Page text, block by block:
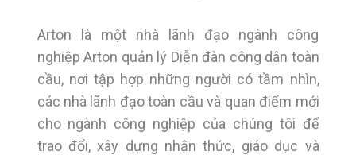
Arton là một nhà lãnh đạo ngành công
nghiệp Arton quản lý Diễn đàn công dân toàn
cầu, nơi tập hợp những người có tầm nhìn,
các nhà lãnh đạo toàn cầu và quan điểm mới
cho ngành công nghiệp của chúng tôi để
trao đổi, xây dựng nhận thức, giáo dục và